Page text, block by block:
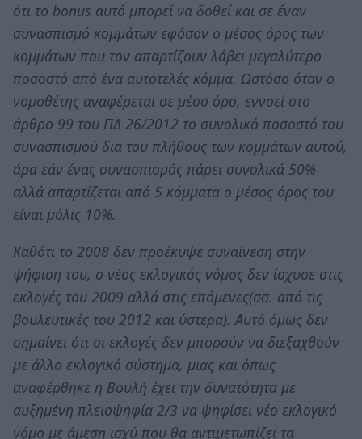
ότι το bonus αυτό μπορεί να δοθεί και σε έναν
συνασπισμό κομμάτων εφόσον ο μέσος όρος των
κομμάτων που τον απαρτίζουν λάβει μεγαλύτερο
ποσοστό από ένα αυτοτελές κόμμα. Ωστόσο όταν ο
νομοθέτης αναφέρεται σε μέσο όρο, εννοεί στο
άρθρο 99 του ΠΔ 26/2012 το συνολικό ποσοστό του
συνασπισμού δια του πλήθους των κομμάτων αυτού,
άρα εάν ένας συνασπισμός πάρει συνολικά 50%
αλλά απαρτίζεται από 5 κόμματα ο μέσος όρος του
είναι μόλις 10%.
Καθότι το 2008 δεν προέκυψε συναίνεση στην
ψήφιση του, ο νέος εκλογικός νόμος δεν ίσχυσε στις
εκλογές του 2009 αλλά στις επόμενες(σσ. από τις
βουλευτικές του 2012 και ύστερα). Αυτό όμως δεν
σημαίνει ότι οι εκλογές δεν μπορούν να διεξαχθούν
με άλλο εκλογικό σύστημα, μιας και όπως
αναφέρθηκε η Βουλή έχει την δυνατότητα με
αυξημένη πλειοψηφία 2/3 να ψηφίσει νέο εκλογικό
νόμο με άμεση ισχύ που θα αντιμετωπίζει τα